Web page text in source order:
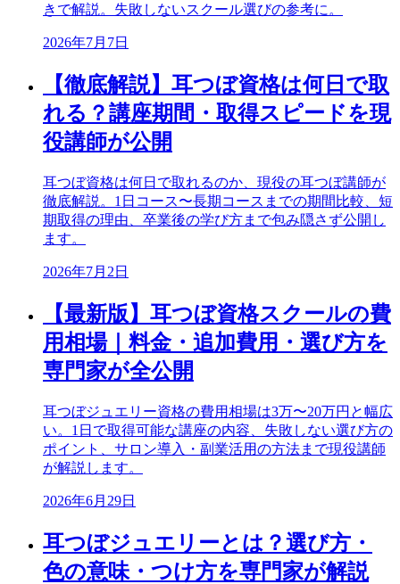
きで解説。失敗しないスクール選びの参考に。
2026年7月7日
【徹底解説】耳つぼ資格は何日で取
れる？講座期間・取得スピードを現
役講師が公開
耳つぼ資格は何日で取れるのか、現役の耳つぼ講師が
徹底解説。1日コース〜長期コースまでの期間比較、短
期取得の理由、卒業後の学び方まで包み隠さず公開し
ます。
2026年7月2日
【最新版】耳つぼ資格スクールの費
用相場｜料金・追加費用・選び方を
専門家が全公開
耳つぼジュエリー資格の費用相場は3万〜20万円と幅広
い。1日で取得可能な講座の内容、失敗しない選び方の
ポイント、サロン導入・副業活用の方法まで現役講師
が解説します。
2026年6月29日
耳つぼジュエリーとは？選び方・
色の意味・つけ方を専門家が解説